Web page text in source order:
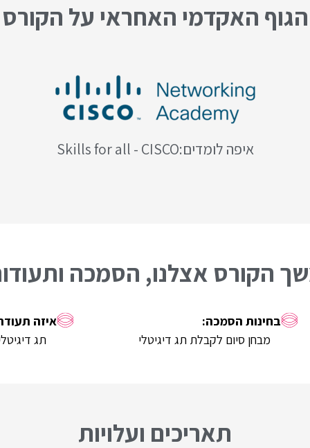
הגוף האקדמי האחראי על הקורס
איפה לומדים:Skills for all - CISCO
הקורס אצלנו, הסמכה
מבחן סיום לקבלת תג דיגיטלי תג
תאריכים ועלויות